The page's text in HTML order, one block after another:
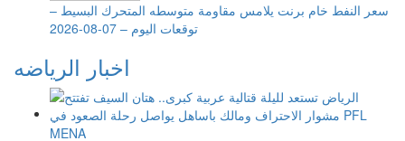
سعر النفط خام برنت يلامس مقاومة متوسطه المتحرك البسيط –
توقعات اليوم – 07-08-2026
اخبار الرياضه